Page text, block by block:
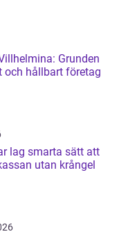
Grunden
och hållbart företag
sätt att
utan krångel